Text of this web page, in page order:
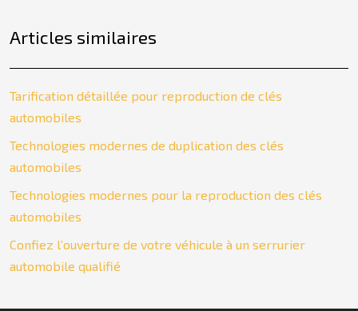
Articles similaires
Tarification détaillée pour reproduction de clés
automobiles
Technologies modernes de duplication des clés
automobiles
Technologies modernes pour la reproduction des clés
automobiles
Confiez l’ouverture de votre véhicule à un serrurier
automobile qualifié